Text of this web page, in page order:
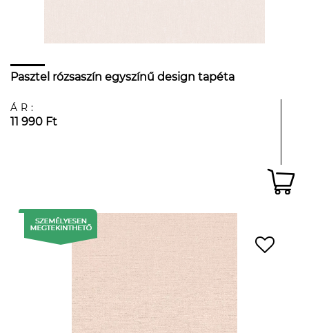
Pasztel rózsaszín egyszínű design tapéta
ÁR:
11 990 Ft